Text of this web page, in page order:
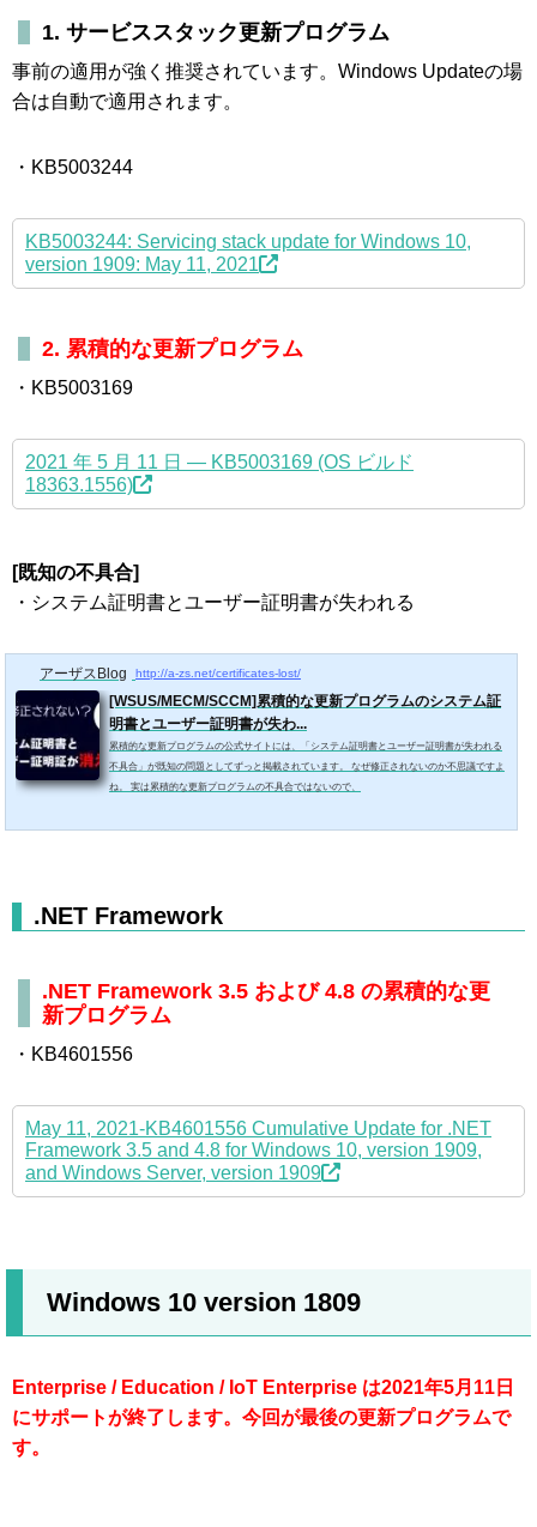
1. サービススタック更新プログラム
事前の適用が強く推奨されています。Windows Updateの場
合は自動で適用されます。
・KB5003244
KB5003244: Servicing stack update for Windows 10,
version 1909: May 11, 2021
2. 累積的な更新プログラム
・KB5003169
2021 年 5 月 11 日 — KB5003169 (OS ビルド
18363.1556)
[既知の不具合]
・システム証明書とユーザー証明書が失われる
アーザスBlog http://a-zs.net/certificates-lost/
[WSUS/MECM/SCCM]累積的な更新プログラムのシステム証
明書とユーザー証明書が失わ...
累積的な更新プログラムの公式サイトには、「システム証明書とユーザー証明書が失われる
不具合」が既知の問題としてずっと掲載されています。 なぜ修正されないのか不思議ですよ
ね。 実は累積的な更新プログラムの不具合ではないので、
.NET Framework
.NET Framework 3.5 および 4.8 の累積的な更
新プログラム
・KB4601556
May 11, 2021-KB4601556 Cumulative Update for .NET
Framework 3.5 and 4.8 for Windows 10, version 1909,
and Windows Server, version 1909
Windows 10 version 1809
Enterprise / Education / IoT Enterprise は2021年5月11日
にサポートが終了します。今回が最後の更新プログラムで
す。